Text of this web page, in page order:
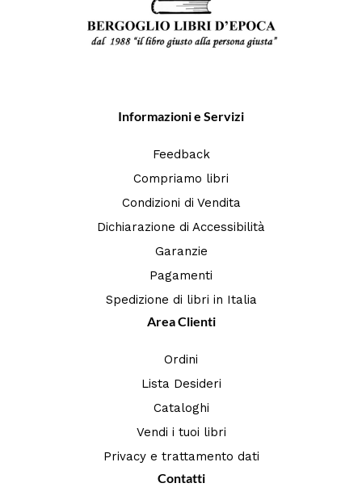
Informazioni e Servizi
Feedback
Compriamo libri
Condizioni di Vendita
Dichiarazione di Accessibilità
Garanzie
Pagamenti
Spedizione di libri in Italia
Area Clienti
Ordini
Lista Desideri
Cataloghi
Vendi i tuoi libri
Privacy e trattamento dati
Contatti